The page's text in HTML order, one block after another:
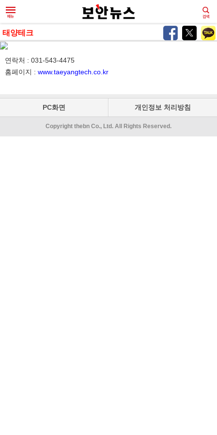
태양테크
연락처 : 031-543-4475
홈페이지 : www.taeyangtech.co.kr
PC화면 개인정보 처리방침
Copyright thebn Co., Ltd. All Rights Reserved.